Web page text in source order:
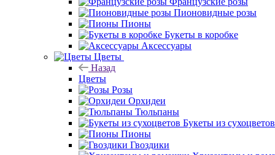
Пионовидные розы
Пионы
Букеты в коробке
Аксессуары
Цветы
Назад
Цветы
Розы
Орхидеи
Тюльпаны
Букеты из сухоцветов
Пионы
Гвоздики